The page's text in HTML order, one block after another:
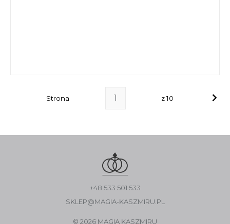
Strona z 10
+48 533 501 533
SKLEP@MAGIA-KASZMIRU.PL
© 2026 MAGIA KASZMIRU